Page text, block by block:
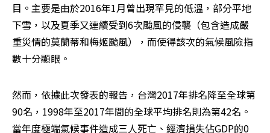
目。主要是由於2016年1月曾出現罕見的低溫，部分平地
下雪，以及夏季又連續受到6次颱風的侵襲（包含造成嚴
重災情的莫蘭蒂和梅姬颱風），而使得該次的氣候風險指
數十分顯眼。
然而，依據此次發表的報告，台灣2017年排名降至全球第
90名，1998年至2017年間的全球平均排名則為第42名。
當年度極端氣候事件造成三人死亡、經濟損失佔GDP的0